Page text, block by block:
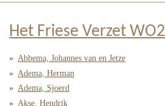
Het Friese Verzet WO2
Abbema, Johannes van en Jetze
Adema, Herman
Adema, Sjoerd
Akse, Hendrik